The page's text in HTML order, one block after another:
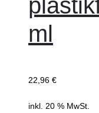
ml
22,96 €
inkl. 20 % MwSt.